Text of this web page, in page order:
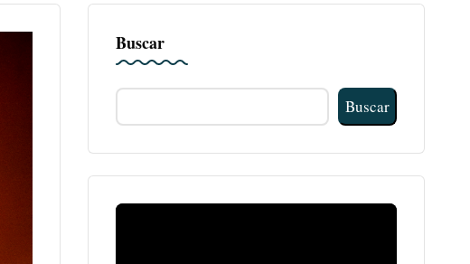
Buscar
Buscar